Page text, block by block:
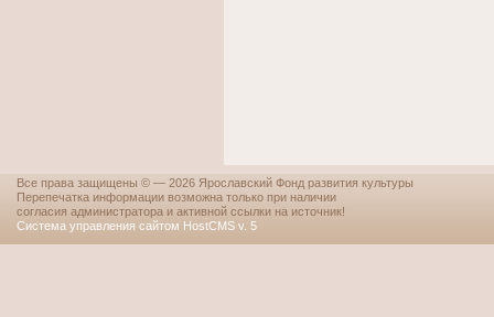
Все права защищены © — 2026 Ярославский Фонд развития культуры
Перепечатка информации возможна только при наличии
согласия администратора и активной ссылки на источник!
Система управления сайтом HostCMS v. 5